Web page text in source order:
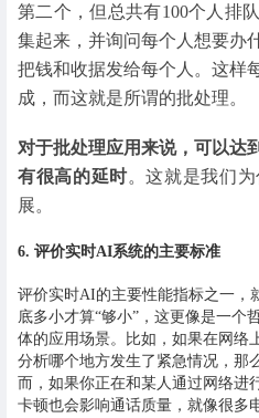
第二个，但总共有100个人排
集起来，并询问每个人想要办
把钱和收据发给每个人。这样
成，而这就是所谓的批处理。
对于批处理应用来说，可以达
有很高的延时。这就是我们
展。
6. 评价实时AI系统的主要标准
评价实时AI的主要性能指标之一，
底多小才算“够小”，这更像是一个
体的应用场景。比如，如果在网络
分析哪个地方发生了紧急情况，那
而，如果你正在和某人通过网络进
卡顿也会影响通话质量，就像很多